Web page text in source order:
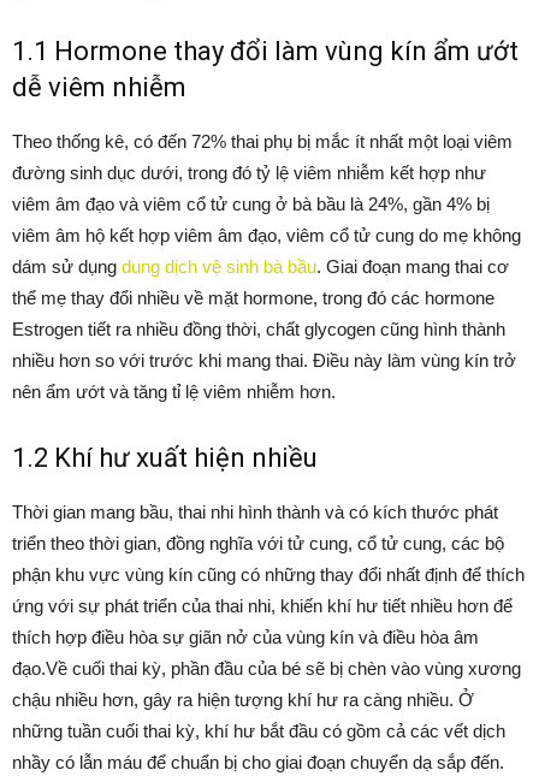
1.1 Hormone thay đổi làm vùng kín ẩm ướt
dễ viêm nhiễm
Theo thống kê, có đến 72% thai phụ bị mắc ít nhất một loại viêm
đường sinh dục dưới, trong đó tỷ lệ viêm nhiễm kết hợp như
viêm âm đạo và viêm cổ tử cung ở bà bầu là 24%, gần 4% bị
viêm âm hộ kết hợp viêm âm đạo, viêm cổ tử cung do mẹ không
dám sử dụng dung dịch vệ sinh bà bầu. Giai đoạn mang thai cơ
thể mẹ thay đổi nhiều về mặt hormone, trong đó các hormone
Estrogen tiết ra nhiều đồng thời, chất glycogen cũng hình thành
nhiều hơn so với trước khi mang thai. Điều này làm vùng kín trở
nên ẩm ướt và tăng tỉ lệ viêm nhiễm hơn.
1.2 Khí hư xuất hiện nhiều
Thời gian mang bầu, thai nhi hình thành và có kích thước phát
triển theo thời gian, đồng nghĩa với tử cung, cổ tử cung, các bộ
phận khu vực vùng kín cũng có những thay đổi nhất định để thích
ứng với sự phát triển của thai nhi, khiến khí hư tiết nhiều hơn để
thích hợp điều hòa sự giãn nở của vùng kín và điều hòa âm
đạo.Về cuối thai kỳ, phần đầu của bé sẽ bị chèn vào vùng xương
chậu nhiều hơn, gây ra hiện tượng khí hư ra càng nhiều. Ở
những tuần cuối thai kỳ, khí hư bắt đầu có gồm cả các vết dịch
nhầy có lẫn máu để chuẩn bị cho giai đoạn chuyển dạ sắp đến.